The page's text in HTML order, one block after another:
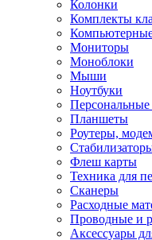
Колонки
Комплекты
Мониторы
Моноблоки
Мыши
Ноутбуки
Планшеты
Роутеры,
Флеш карты
Техника для
Сканеры
Расходные
Проводные и
Аксессуары